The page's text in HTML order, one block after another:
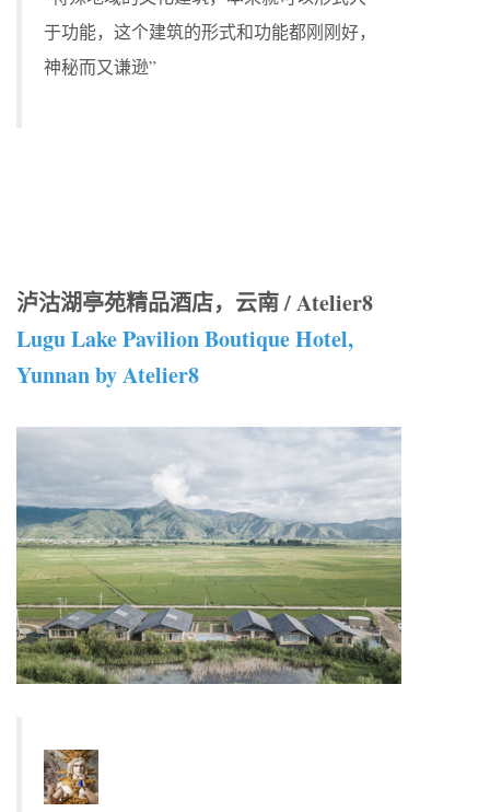
于功能，这个建筑的形式和功能都刚刚好，
神秘而又谦逊”
泸沽湖亭苑精品酒店，云南 / Atelier8
Lugu Lake Pavilion Boutique Hotel,
Yunnan by Atelier8